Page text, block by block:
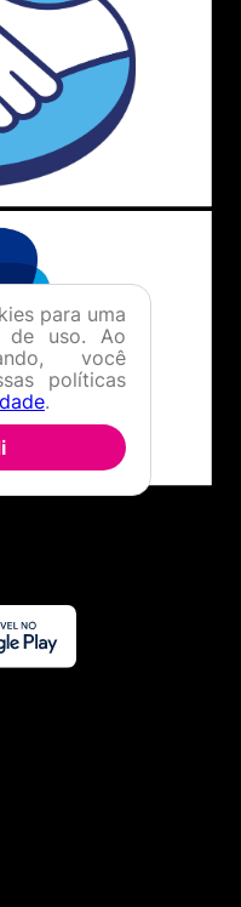
para uma
de uso. Ao
você
políticas
.